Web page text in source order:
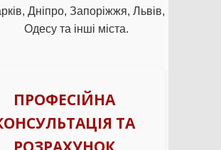
Дніпро, Запоріжжя, Львів,
Одесу та інші міста.
ПРОФЕСІЙНА
ТА